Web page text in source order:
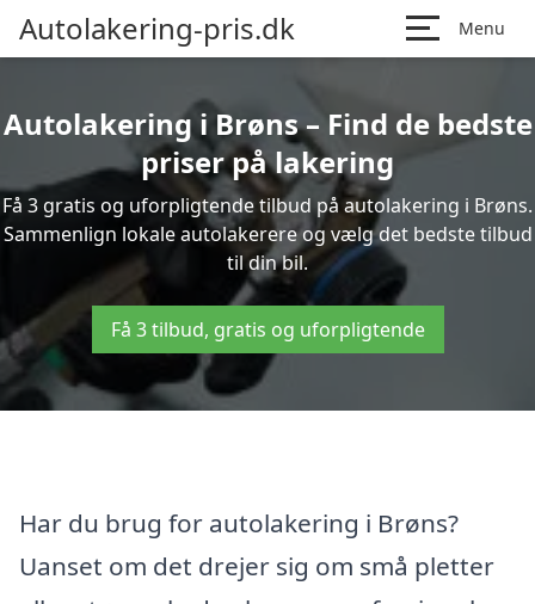
Autolakering-pris.dk Menu
Autolakering i Brøns – Find de bedste
priser på lakering
Få 3 gratis og uforpligtende tilbud på autolakering i Brøns.
Sammenlign lokale autolakerere og vælg det bedste tilbud
til din bil.
Få 3 tilbud, gratis og uforpligtende
Har du brug for autolakering i Brøns?
Uanset om det drejer sig om små pletter